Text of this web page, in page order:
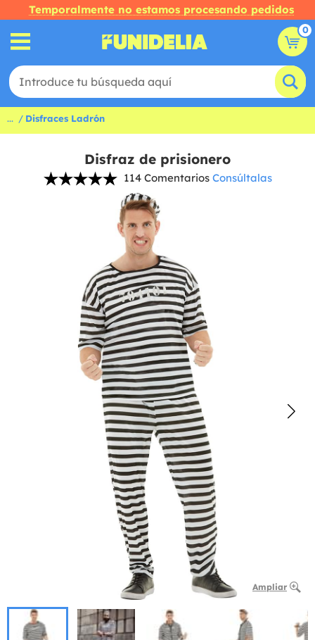
Temporalmente no estamos procesando pedidos
0
... Disfraces Ladrón
Disfraz de prisionero
114 Comentarios Consúltalas
Ampliar